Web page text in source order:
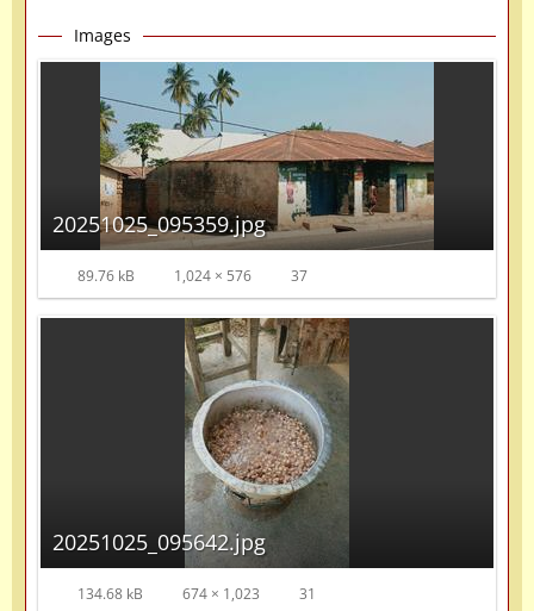
Images
20251025_095359.jpg
89.76 kB 1,024 × 576 37
20251025_095642.jpg
134.68 kB 674 × 1,023 31